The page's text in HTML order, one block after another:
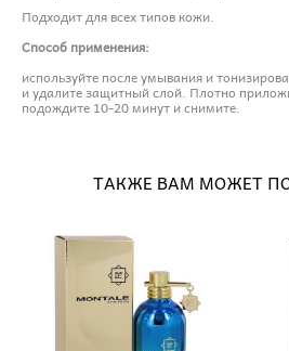
Подходит для всех типов кожи.
Способ применения:
используйте после умывания и
и удалите защитный слой. Плотно
подождите 10-20 минут и снимите.
ТАКЖЕ ВАМ МОЖЕТ